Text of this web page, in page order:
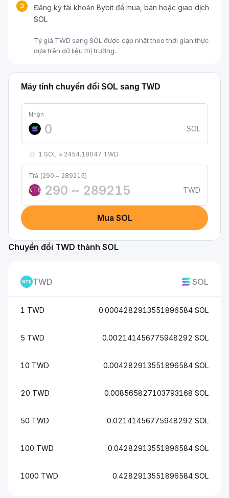
3
Đăng ký tài khoản Bybit để mua, bán hoặc giao dịch
SOL
Tỷ giá TWD sang SOL được cập nhật theo thời gian thực
dựa trên dữ liệu thị trường.
Máy tính chuyển đổi SOL sang TWD
Nhận
SOL
1 SOL ≈ 2454.18047 TWD
Trả (290 ~ 289215)
NT$
TWD
Mua SOL
Chuyển đổi TWD thành SOL
TWD SOL
1 TWD 0.0004282913551896584 SOL
5 TWD 0.002141456775948292 SOL
10 TWD 0.004282913551896584 SOL
20 TWD 0.008565827103793168 SOL
50 TWD 0.02141456775948292 SOL
100 TWD 0.04282913551896584 SOL
1000 TWD 0.4282913551896584 SOL